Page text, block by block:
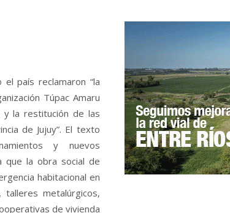
país reclamaron “la
Túpac Amaru
y la restitución de las
de Jujuy”. El texto
y nuevos
que la obra social de
habitacional en
metalúrgicos,
de vivienda